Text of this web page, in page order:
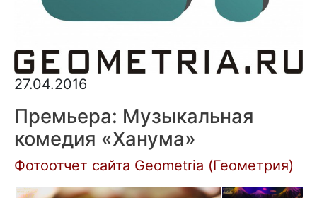
27.04.2016
Премьера: Музыкальная
комедия «Ханума»
Фотоотчет сайта Geometria (Геометрия)